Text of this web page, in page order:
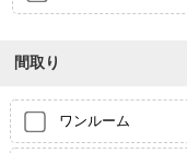
間取り
ワンルーム